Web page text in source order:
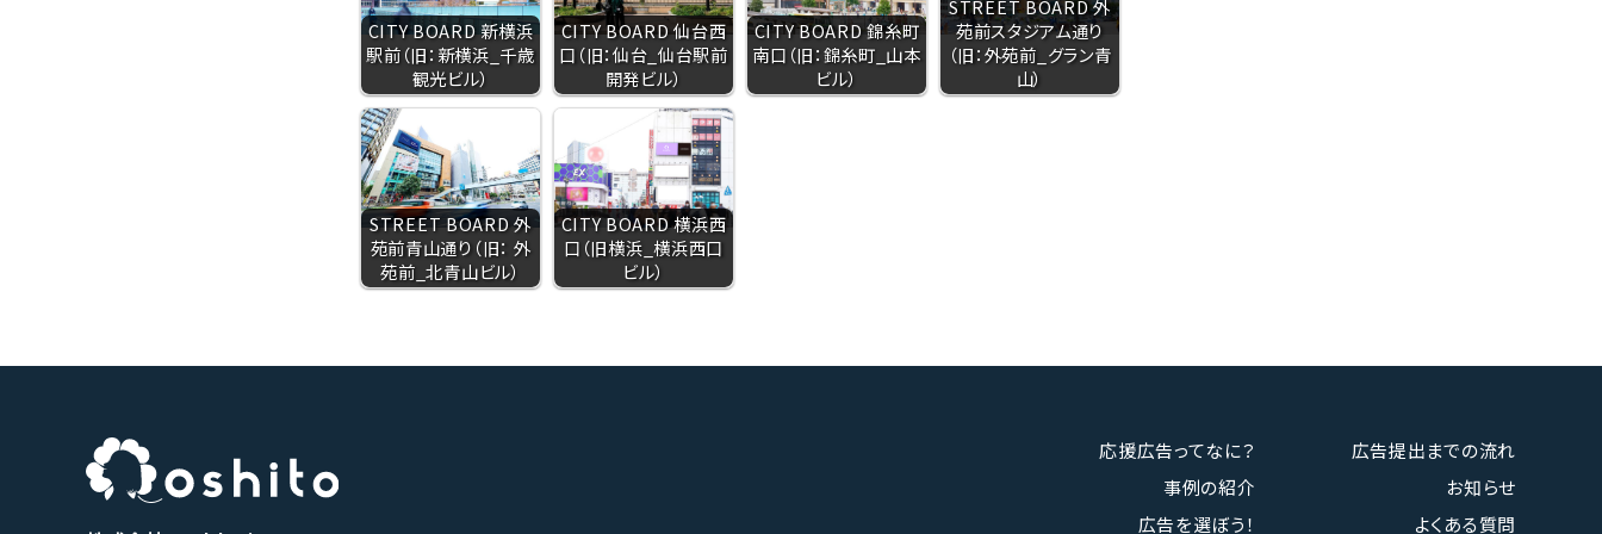
CITY BOARD 新横浜
駅前（旧：新横浜_千歳
観光ビル）
CITY BOARD 仙台西
口（旧：仙台_仙台駅前
開発ビル）
CITY BOARD 錦糸町
南口（旧：錦糸町_山本
ビル）
STREET BOARD 外
苑前スタジアム通り
（旧：外苑前_グラン青
山）
STREET BOARD 外
苑前青山通り（旧： 外
苑前_北青山ビル）
CITY BOARD 横浜西
口（旧横浜_横浜西口
ビル）
応援広告ってなに？
広告提出までの流れ
事例の紹介
お知らせ
広告を選ぼう！
よくある質問